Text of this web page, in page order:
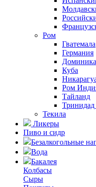
Ром
Гватемала
Германия
Куба
Ром
Тайланд
Тринидад
Текила
Ликеры
Пиво и сидр
Безалкогольные
Вода
Бакалея
Колбасы
Сыры